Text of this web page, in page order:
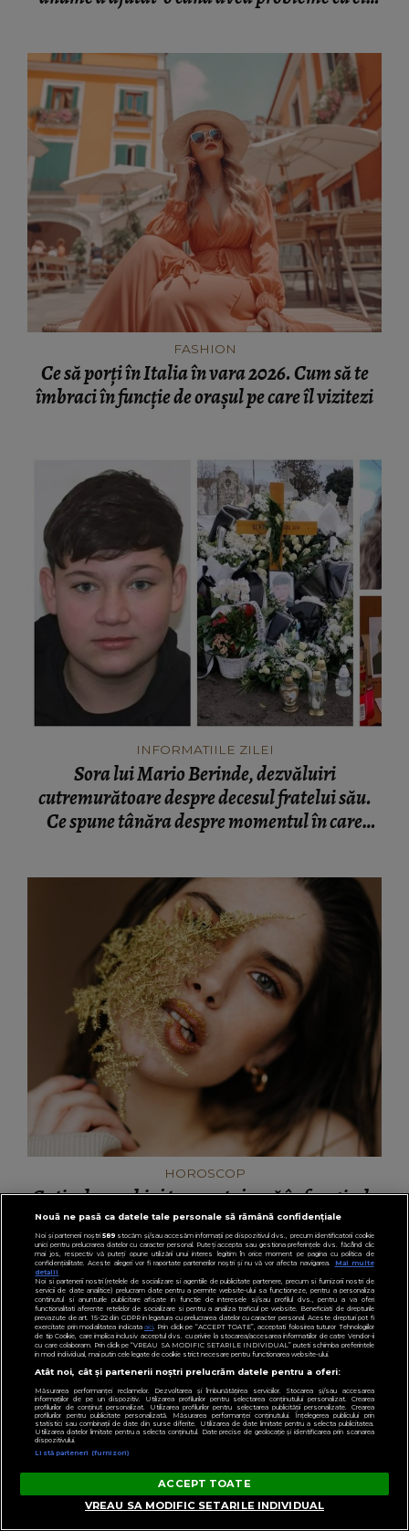
FASHION
Ce să porți în Italia în vara 2026. Cum să te
îmbraci în funcție de orașul pe care îl vizitezi
INFORMATIILE ZILEI
Sora lui Mario Berinde, dezvăluiri
cutremurătoare despre decesul fratelui său.
Ce spune tânăra despre momentul în care
adolescentul și-a pierdut viața: “Nu a fost față
în față.”
Ce tip de machiaj te avantajează în funcție de
zodie. Îți evidențiază cel mai bine
personalitatea
Nouă ne pasă ca datele tale personale să rămână confidențiale
Noi și partenerii noștri589stocăm și/sau accesăm informații pe dispozitivul dvs., precum identificatorii cookie
unici pentru prelucrarea datelor cu caracter personal. Puteți accepta sau gestiona preferințele dvs. făcând clic
mai jos, respectiv vă puteți opune utilizării unui interes legitim în orice moment pe pagina cu politica de
confidențialitate. Aceste alegeri vor fi raportate partenerilor noștri și nu vă vor afecta navigarea.
Mai multe
detalii
Noi si partenerii nostri (retelele de socializare si agentiile de publicitate partenere, precum si furnizorii nostri de
servicii de date analitice) prelucram date pentru a permite website-ului sa functioneze, pentru a personaliza
continutul si anunturile publicitare afisate in functie de interesele si/sau profilul dvs., pentru a va oferi
functionalitati aferente retelelor de socializare si pentru a analiza traficul pe website. Beneficiati de drepturile
prevazute de art. 15-22 din GDPR in legatura cu prelucrarea datelor cu caracter personal. Aceste drepturi pot fi
exercitate prin modalitatea indicataaici. Prin click pe “ACCEPT TOATE”, acceptati folosirea tuturor Tehnologiilor
de tip Cookie, care implica inclusiv acceptul dvs. cu privire la stocarea/accesarea informatiilor de catre Vendor-ii
cu care colaboram. Prin click pe “VREAU SA MODIFIC SETARILE INDIVIDUAL” puteti schimba preferintele
in mod individual, mai putin cele legate de cookie strict necesare pentru functionarea website-ului.
Atât noi, cât și partenerii noștri prelucrăm datele pentru a oferi:
Măsurarea performanței reclamelor. Dezvoltarea și îmbunătățirea serviciilor. Stocarea și/sau accesarea
informațiilor de pe un dispozitiv. Utilizarea profilurilor pentru selectarea conținutului personalizat. Crearea
profilurilor de conținut personalizat. Utilizarea profilurilor pentru selectarea publicității personalizate. Crearea
profilurilor pentru publicitate personalizată. Măsurarea performanței conținutului. Înțelegerea publicului prin
statistici sau combinații de date din surse diferite. Utilizarea de date limitate pentru a selecta publicitatea.
Utilizarea datelor limitate pentru a selecta conținutul. Date precise de geolocație și identificarea prin scanarea
dispozitivului.
Listă parteneri (furnizori)
ACCEPT TOATE
VREAU SA MODIFIC SETARILE INDIVIDUAL